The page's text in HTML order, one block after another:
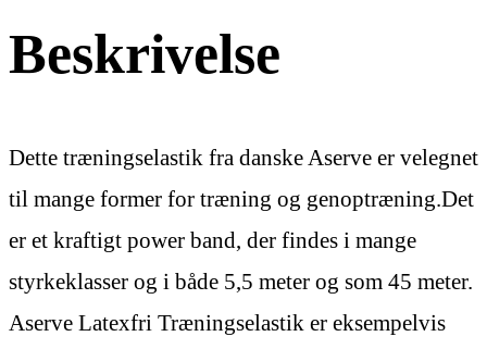
Beskrivelse
Dette træningselastik fra danske Aserve er velegnet
til mange former for træning og genoptræning.Det
er et kraftigt power band, der findes i mange
styrkeklasser og i både 5,5 meter og som 45 meter.
Aserve Latexfri Træningselastik er eksempelvis